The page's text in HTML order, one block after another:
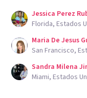
Jessica Perez
Florida, Estados
Maria De Jesus
San Francisco,
Sandra Milena
Miami, Estados